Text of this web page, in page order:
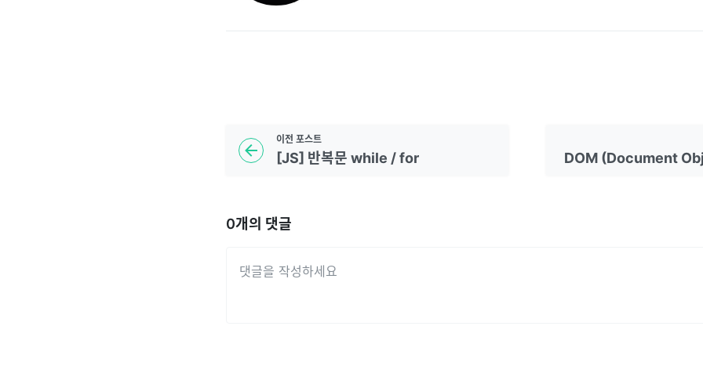
이전 포스트
[JS] 반복문 while / for DOM (Document
0개의 댓글